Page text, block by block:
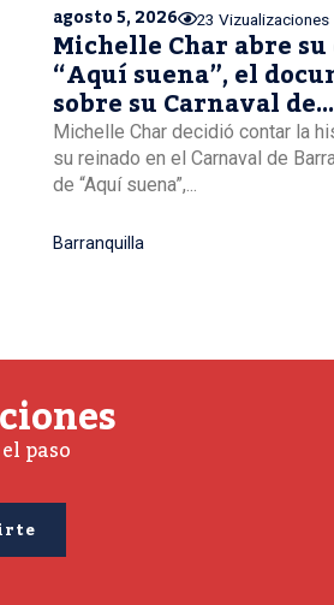
agosto 5, 2026 23 Vizualizaciones
Michelle Char abre
“Aquí suena”, el
sobre su Carnaval de
Barranquilla
Michelle Char decidió contar la
su reinado en el Carnaval de
de “Aquí suena”,...
Barranquilla
paso